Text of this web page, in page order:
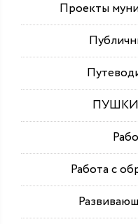
Проекты
Работа с